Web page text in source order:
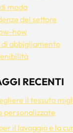
moda
del settore
how
di abbigliamento
RECENTI
il tessuto
personalizzate
il lavaggio e la